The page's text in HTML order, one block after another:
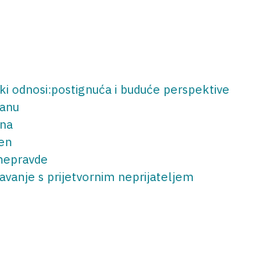
odnosi:postignuća i buduće perspektive
s prijetvornim neprijateljem